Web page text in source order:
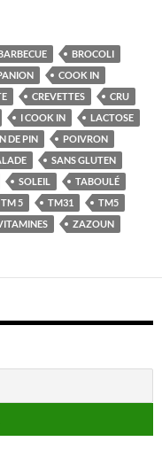
BROCOLI
COOK IN
CREVETTES
CRU
I COOK IN
LACTOSE
DE PIN
POIVRON
SANS GLUTEN
SOLEIL
TABOULÉ
TM 5 TM31
TM5
ZAZOUN